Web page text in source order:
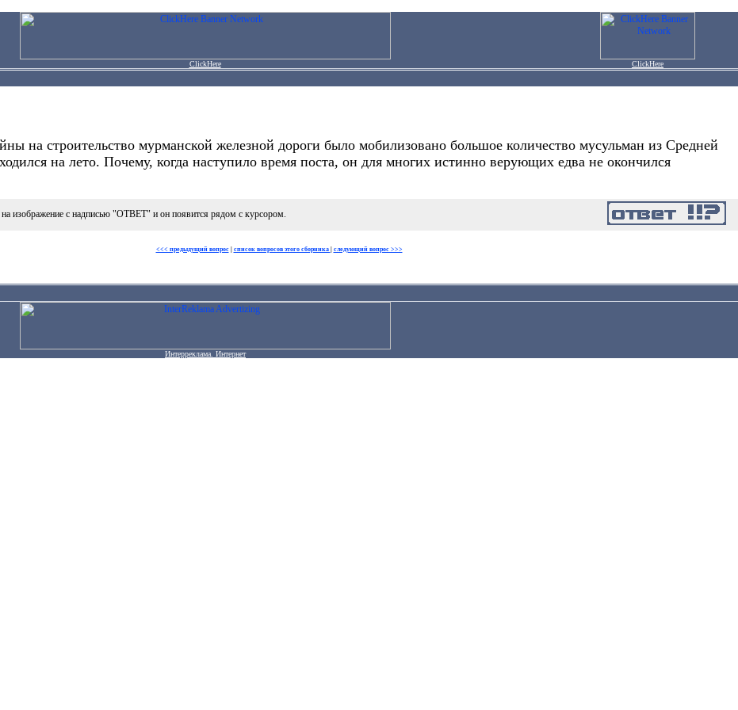
ClickHere
ClickHere
на строительство мурманской железной дороги было мобилизовано большое количество мусульман из Средней
на лето. Почему, когда наступило время поста, он для многих истинно верующих едва не окончился
изображение с надписью "ОТВЕТ" и он появится рядом с курсором.
<<< предыдущий вопрос| список вопросов этого сборника следующий вопрос >>>
Интерреклама. Интернет